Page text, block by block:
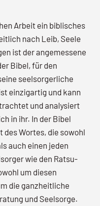
Arbeit ein biblisches
nach Leib, Seele
ist der angemessene
Bibel, für den
seelsorgerliche
einzigartig und kann
und analysiert
in ihr. In der Bibel
Wortes, die sowohl
auch einen jeden
wie den Ratsu-
um diesen
die ganzheitliche
und Seelsorge.